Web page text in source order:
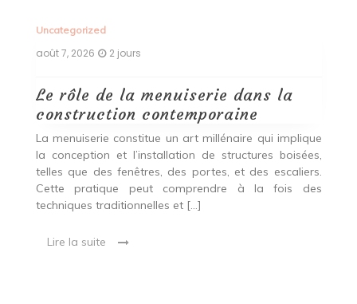
Uncategorized
août 7, 2026 2 jours
Le rôle de la menuiserie dans la
construction contemporaine
La menuiserie constitue un art millénaire qui implique
la conception et l’installation de structures boisées,
telles que des fenêtres, des portes, et des escaliers.
Cette pratique peut comprendre à la fois des
techniques traditionnelles et […]
Lire la suite